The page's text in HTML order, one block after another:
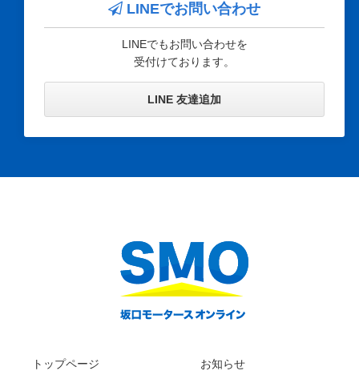
LINEでお問い合わせ
LINEでもお問い合わせを
受付けております。
LINE 友達追加
トップページ
お知らせ